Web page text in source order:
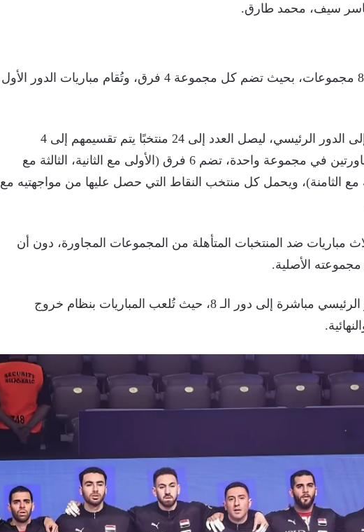
ياسر سيف، محمد طارق.
تُوزَّع المنتخبات الـ 32 في البطولة على 8 مجموعات، بحيث تضم كل مجموعة 4 فرق، وتُقام مباريات الدور الأول
يتأهل أول 3 منتخبات من كل مجموعة إلى الدور الرئيسي، ليصل العدد إلى 24 منتخبًا يتم تقسيمهم إلى 4
مجموعات. يتم دمج كل مجموعتين متجاورتين في مجموعة واحدة، تضم 6 فرق (الأولى مع الثانية، الثالثة مع
مع الثامنة)، ويحمل كل منتخب النقاط التي حصل عليها من مواجهتيه مع
مباريات ضد المنتخبات المتأهلة من المجموعات المجاورة، دون أن
الأصلية.
يتأهل أول وثاني كل مجموعة في الدور الرئيسي مباشرة إلى دور الـ 8، حيث تُلعب المباريات بنظام خروج